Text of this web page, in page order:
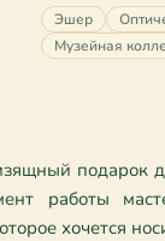
Эшер
Музейная
подарок
работы
хочется